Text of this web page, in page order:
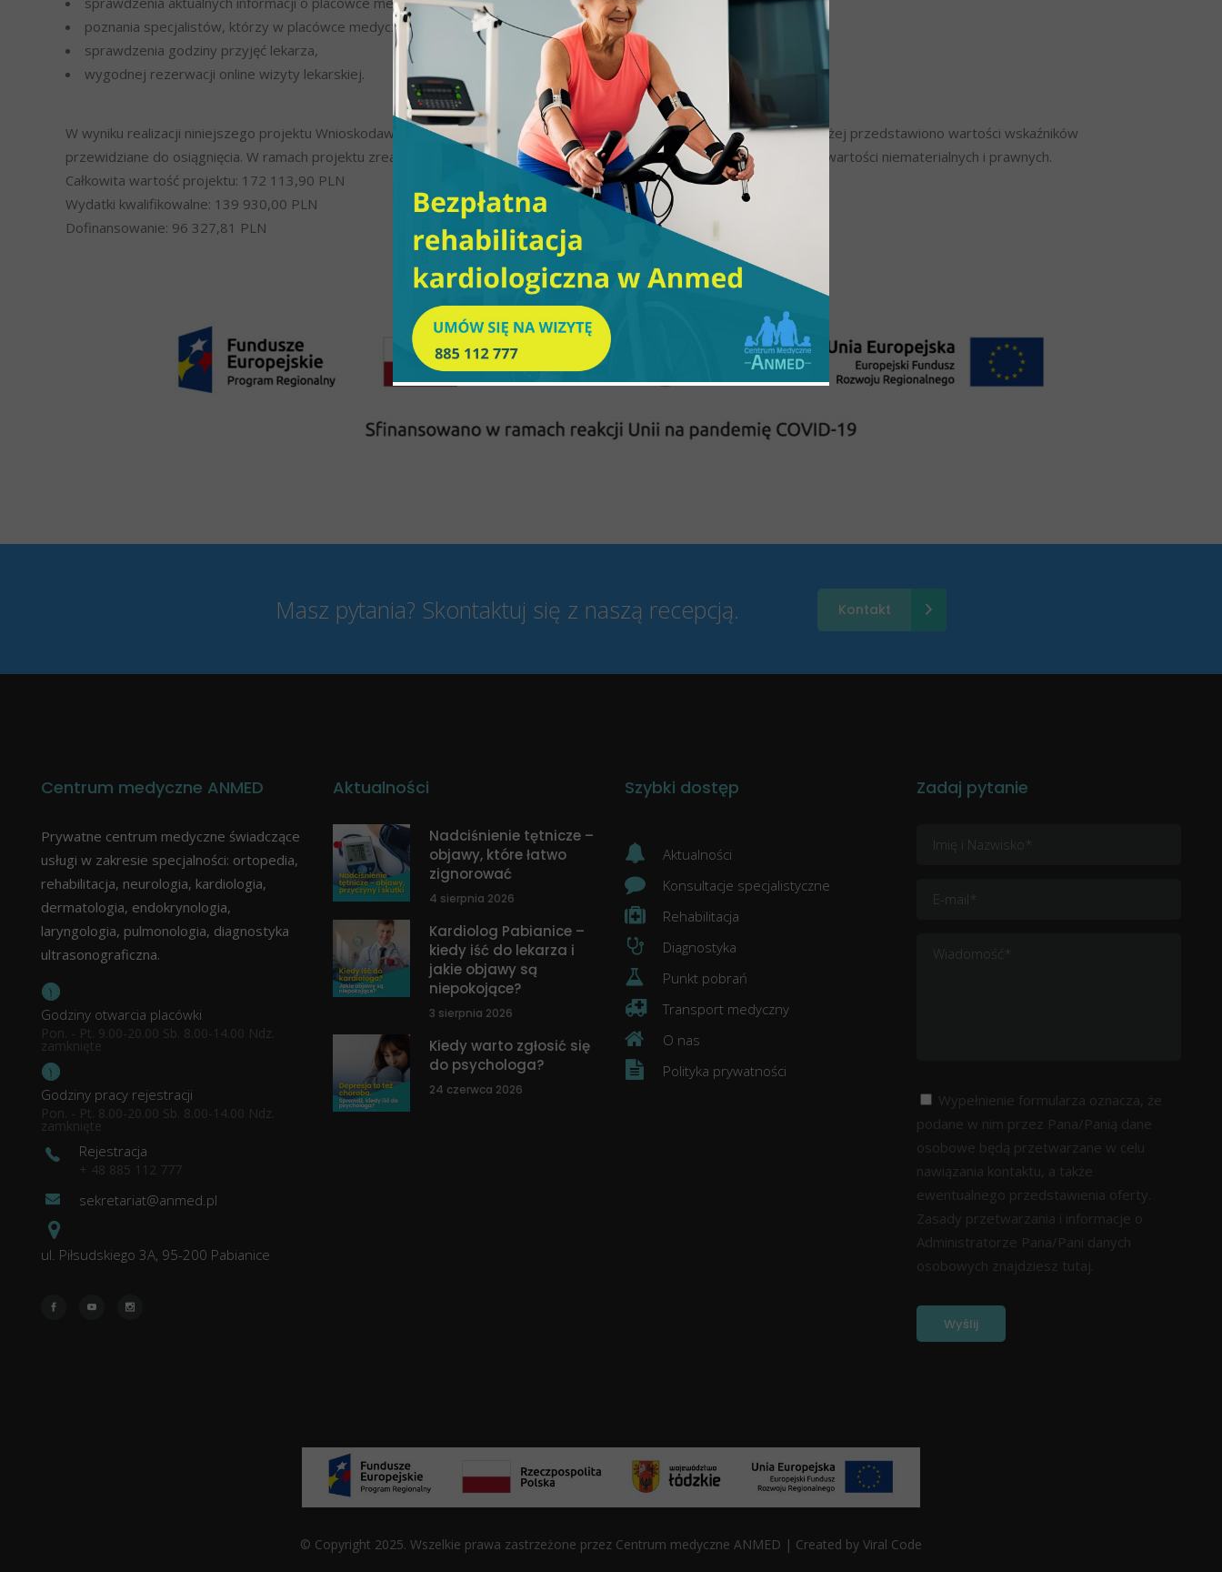
poznania specjalistów, którzy w placówce medycznej przyjmują,
sprawdzenia godziny przyjęć lekarza,
wygodnej rezerwacji online wizyty lekarskiej.
W wyniku realizacji niniejszego projektu Wnioskodawca wykaże mierzalne osiągnięcia w postaci wskaźników produktu. Poniżej przedstawiono wartości wskaźników
przewidziane do osiągnięcia. W ramach projektu zrealizowane zostanie zadanie polegające na zakupie środków trwałych i wartości niematerialnych i prawnych.
Całkowita wartość projektu: 172 113,90 PLN
Wydatki kwalifikowalne: 139 930,00 PLN
Dofinansowanie: 96 327,81 PLN
Masz pytania? Skontaktuj się z naszą recepcją. Kontakt
Centrum medyczne ANMED
Prywatne centrum medyczne świadczące
usługi w zakresie specjalności: ortopedia,
rehabilitacja, neurologia, kardiologia,
dermatologia, endokrynologia,
laryngologia, pulmonologia, diagnostyka
ultrasonograficzna.
Godziny otwarcia placówki
Pon. - Pt. 9.00-20.00 Sb. 8.00-14.00 Ndz.
zamknięte
Godziny pracy rejestracji
Pon. - Pt. 8.00-20.00 Sb. 8.00-14.00 Ndz.
zamknięte
Rejestracja
+ 48 885 112 777
sekretariat@anmed.pl
ul. Piłsudskiego 3A, 95-200 Pabianice
Aktualności
Nadciśnienie tętnicze –
objawy, które łatwo
zignorować
4 sierpnia 2026
Kardiolog Pabianice –
kiedy iść do lekarza i
jakie objawy są
niepokojące?
3 sierpnia 2026
Kiedy warto zgłosić się
do psychologa?
24 czerwca 2026
Szybki dostęp
Aktualności
Konsultacje specjalistyczne
Rehabilitacja
Diagnostyka
Punkt pobrań
Transport medyczny
O nas
Polityka prywatności
Zadaj pytanie
Wypełnienie formularza oznacza, że
podane w nim przez Pana/Panią dane
osobowe będą przetwarzane w celu
nawiązania kontaktu, a także
ewentualnego przedstawienia oferty.
Zasady przetwarzania i informacje o
Administratorze Pana/Pani danych
osobowych znajdziesz tutaj.
© Copyright 2025. Wszelkie prawa zastrzeżone przez Centrum medyczne ANMED | Created by Viral Code